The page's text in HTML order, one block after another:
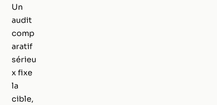
Un
audit
comp
aratif
sérieu
x fixe
la
cible,